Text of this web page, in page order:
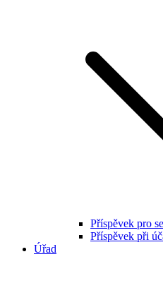
Příspěvek pro
Příspěvek při
Úřad